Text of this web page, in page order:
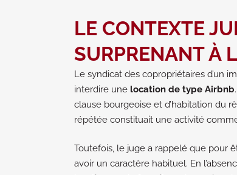
LE CONTEXTE
SURPRENANT À
Le syndicat des copropriétaires d’un
interdire une location de type Airbnb
clause bourgeoise et d’habitation du
répétée constituait une activité
Toutefois, le juge a rappelé que pour
avoir un caractère habituel. En